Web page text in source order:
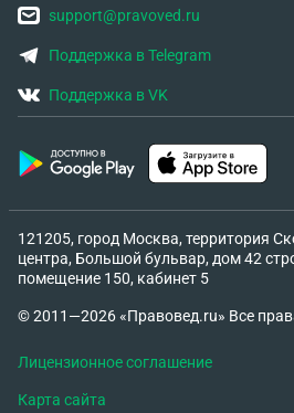
support@pravoved.ru
Поддержка в Telegram
Поддержка в VK
121205, город Москва, территория
центра, Большой бульвар, дом 42
помещение 150, кабинет 5
© 2011—2026 «Правовед.ru» Все
Лицензионное соглашение
Карта сайта